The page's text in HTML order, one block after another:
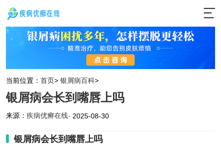
当前位置： 首页> 银屑病百科>
银屑病会长到嘴唇上吗
来源： 疾病优癣在线· 2025-08-30
银屑病会长到嘴唇上吗